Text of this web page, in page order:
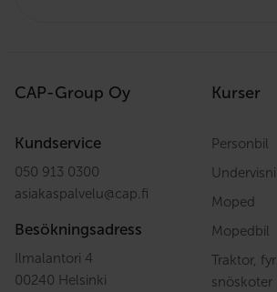
CAP-Group Oy
Kundservice
050 913 0300
asiakaspalvelu@cap.fi
Besökningsadress
Ilmalantori 4
00240 Helsinki
Kurser
Personbil
Moped
Mopedbil
Traktor,
snöskoter